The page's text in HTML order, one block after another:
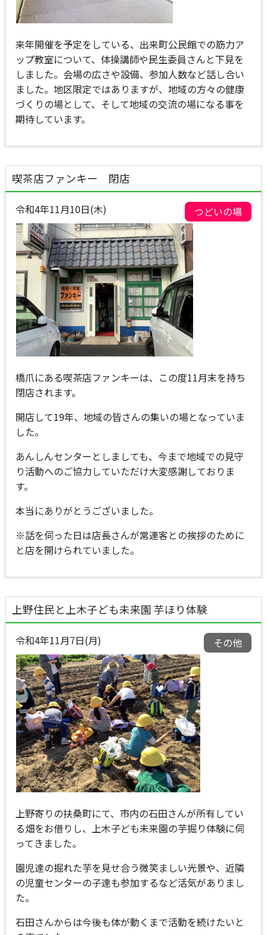
来年開催を予定をしている、出来町公民館での筋力ア
ップ教室について、体操講師や民生委員さんと下見を
しました。会場の広さや設備、参加人数など話し合い
ました。地区限定ではありますが、地域の方々の健康
づくりの場として、そして地域の交流の場になる事を
期待しています。
喫茶店ファンキー 閉店
令和4年11月10日(木) つどいの場
橋爪にある喫茶店ファンキーは、この度11月末を持ち
閉店されます。
開店して19年、地域の皆さんの集いの場となっていま
した。
あんしんセンターとしましても、今まで地域での見守
り活動へのご協力していただけ大変感謝しておりま
す。
本当にありがとうございました。
※話を伺った日は店長さんが常連客との挨拶のために
と店を開けられていました。
上野住民と上木子ども未来園 芋ほり体験
令和4年11月7日(月) その他
上野寄りの扶桑町にて、市内の石田さんが所有してい
る畑をお借りし、上木子ども未来園の芋掘り体験に伺
ってきました。
園児達の掘れた芋を見せ合う微笑ましい光景や、近隣
の児童センターの子達も参加するなど活気がありまし
た。
石田さんからは今後も体が動くまで活動を続けたいと